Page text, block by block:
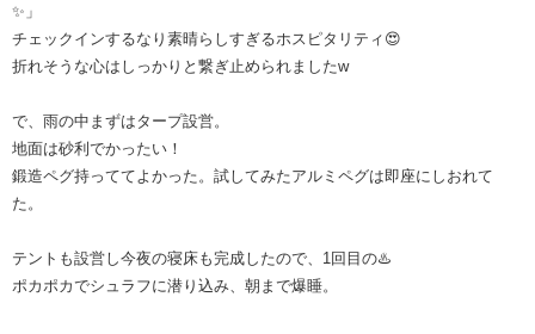
✨」
チェックインするなり素晴らしすぎるホスピタリティ😍
折れそうな心はしっかりと繋ぎ止められましたw
で、雨の中まずはタープ設営。
地面は砂利でかったい！
鍛造ペグ持っててよかった。試してみたアルミペグは即座にしおれて
た。
テントも設営し今夜の寝床も完成したので、1回目の♨️
ポカポカでシュラフに潜り込み、朝まで爆睡。